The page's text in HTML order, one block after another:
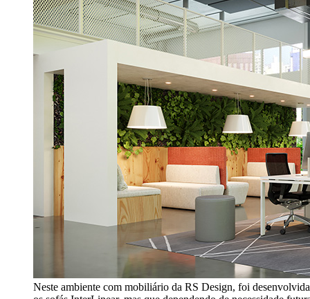
Neste ambiente com mobiliário da RS Design, foi